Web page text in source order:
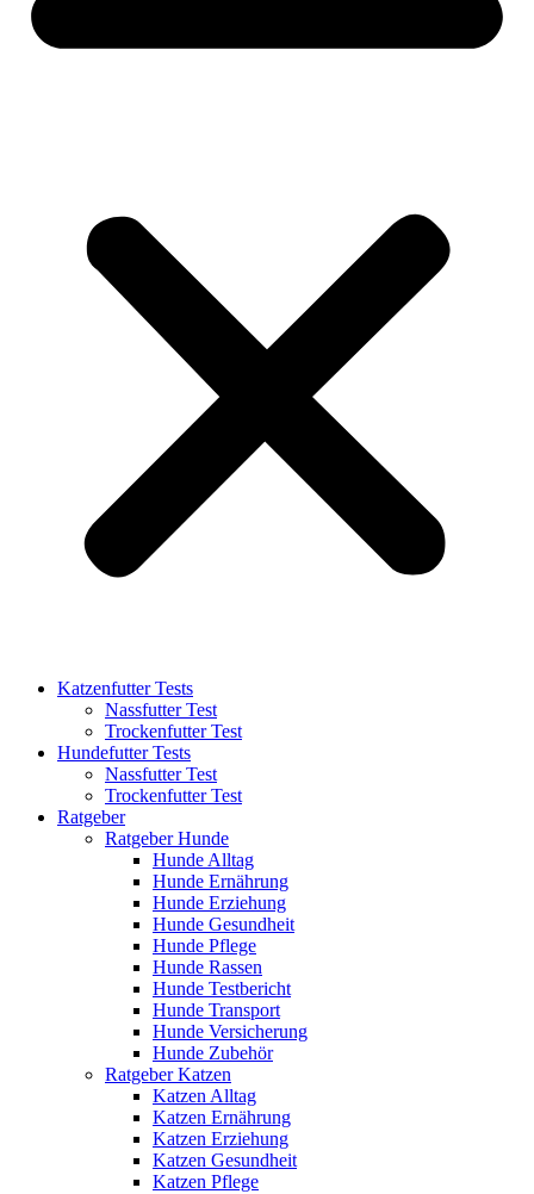
Katzenfutter Tests
Nassfutter Test
Trockenfutter Test
Hundefutter Tests
Nassfutter Test
Trockenfutter Test
Ratgeber
Ratgeber Hunde
Hunde Alltag
Hunde Ernährung
Hunde Erziehung
Hunde Gesundheit
Hunde Pflege
Hunde Rassen
Hunde Testbericht
Hunde Transport
Hunde Versicherung
Hunde Zubehör
Ratgeber Katzen
Katzen Alltag
Katzen Ernährung
Katzen Erziehung
Katzen Gesundheit
Katzen Pflege